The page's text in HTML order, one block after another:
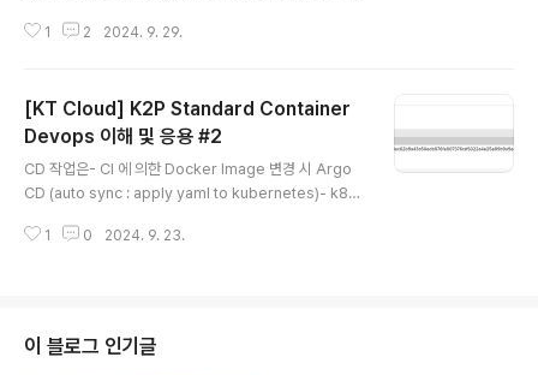
결 -> 나는 바보였다. 뒤에 .git 만 붙이면 되는거였다.나는
D에 Gitlab 레포 등록 시 URL# 결론Github과 다르게, G
itlab은 레포지토리 url 뒤에 `.git`을 붙여줘야 커넥션이
된다. 끝. # 참조https://github.com/argoproj/argo
-cd/issues/2640https://github.com/argopro..
1 2 2024. 9. 29.
[KT Cloud] K2P Standard Container
Devops 이해 및 응용 #2
CD 작업은- CI 에 의한 Docker Image 변경 시 Argo
CD (auto sync : apply yaml to kubernetes)- k8s
ger (yaml file push ) -> argo cd (auto sync : appl
영이 분리된 경우 ▷ 개발 환경에 만 Argo CD 구성
개발 Argo CD에서 원격으로 운영 환경에 반영 (Aut
1 0 2024. 9. 23.
이 블로그 인기글